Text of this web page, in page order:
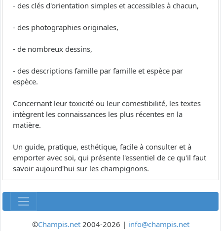
- des clés d'orientation simples et accessibles à chacun,
- des photographies originales,
- de nombreux dessins,
- des descriptions famille par famille et espèce par
espèce.
Concernant leur toxicité ou leur comestibilité, les textes
intègrent les connaissances les plus récentes en la
matière.
Un guide, pratique, esthétique, facile à consulter et à
emporter avec soi, qui présente l'essentiel de ce qu'il faut
savoir aujourd'hui sur les champignons.
©Champis.net2004-2026 | info@champis.net